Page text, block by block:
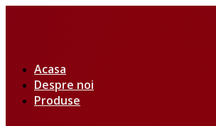
Acasa
Despre noi
Produse